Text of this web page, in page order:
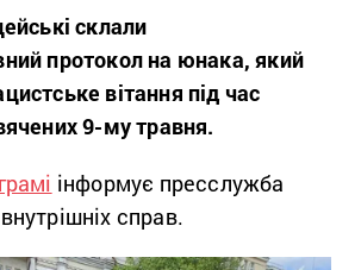
склали
протокол на юнака, який
вітання під час
9-му травня.
інформує пресслужба
справ.